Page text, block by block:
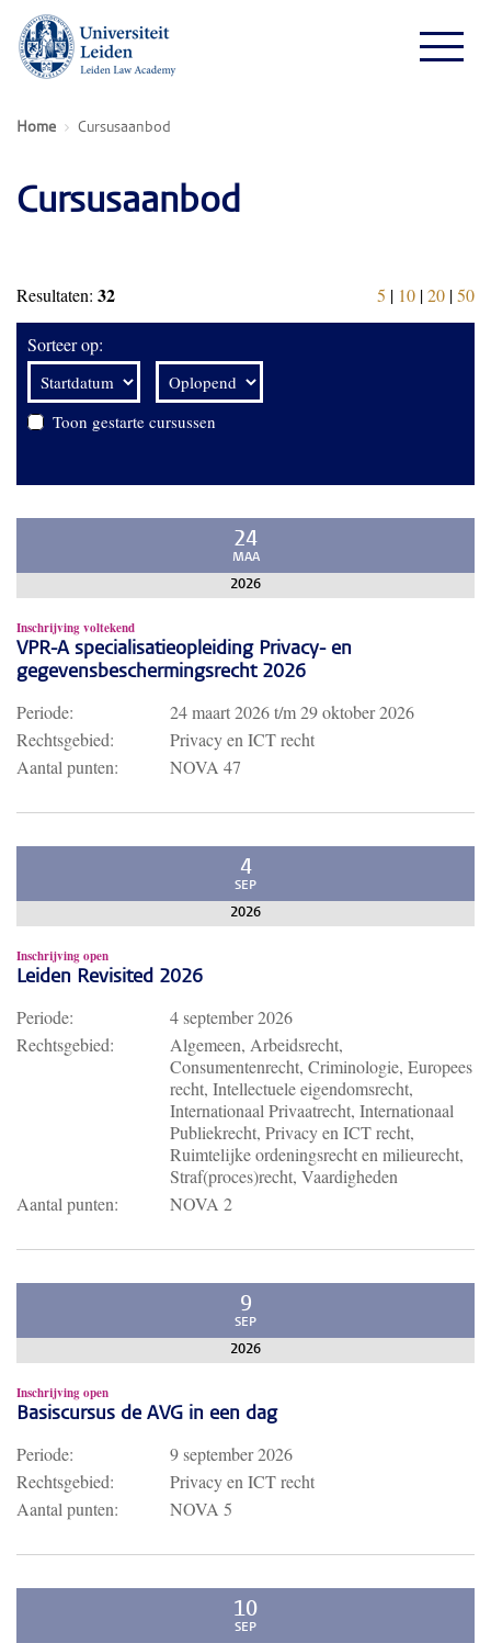
Home Cursusaanbod
Cursusaanbod
Resultaten: 32 5 | 10 |20 |50
Sorteer op:
Toon gestarte cursussen
24
MAA
2026
Inschrijving voltekend
VPR-A specialisatieopleiding Privacy- en
gegevensbeschermingsrecht 2026
Periode: 24 maart 2026t/m29 oktober 2026
Rechtsgebied:
Privacy en ICT recht
Aantal punten:
NOVA 47
4
SEP
2026
Inschrijving open
Leiden Revisited 2026
Periode:
4 september 2026
Rechtsgebied:
Algemeen, Arbeidsrecht,
Consumentenrecht, Criminologie, Europees
recht, Intellectuele eigendomsrecht,
Internationaal Privaatrecht, Internationaal
Publiekrecht, Privacy en ICT recht,
Ruimtelijke ordeningsrecht en milieurecht,
Straf(proces)recht, Vaardigheden
Aantal punten:
NOVA 2
9
SEP
2026
Inschrijving open
Basiscursus de AVG in een dag
Periode:
9 september 2026
Rechtsgebied:
Privacy en ICT recht
Aantal punten:
NOVA 5
10
SEP